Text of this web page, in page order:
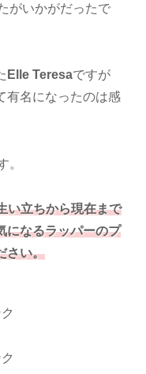
がいかがだったで
Elle Teresaですが
有名になったのは感
。
い立ちから現在まで
になるラッパーのプ
さい。